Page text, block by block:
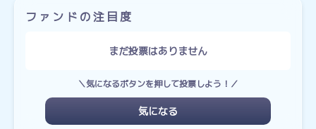
ファンドの注目度
まだ投票はありません
＼気になるボタンを押して投票しよう！／
気になる